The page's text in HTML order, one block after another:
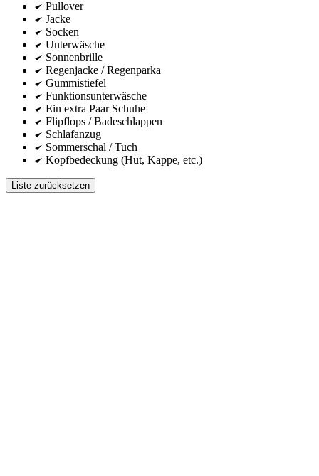
Pullover
Jacke
Socken
Unterwäsche
Sonnenbrille
Regenjacke / Regenparka
Gummistiefel
Funktionsunterwäsche
Ein extra Paar Schuhe
Flipflops / Badeschlappen
Schlafanzug
Sommerschal / Tuch
Kopfbedeckung (Hut, Kappe, etc.)
Liste zurücksetzen